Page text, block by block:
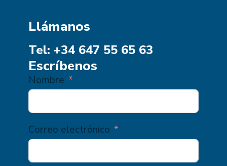
Llámanos
Tel: +34 647 55 65 63
Escríbenos
Nombre
Correo electrónico